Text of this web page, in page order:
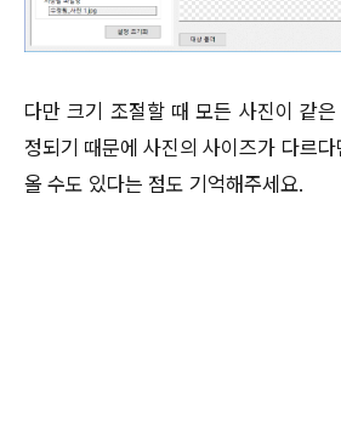
다만 크기 조절할 때 모든 사진이 같
정되기 때문에 사진의 사이즈가 다르
올 수도 있다는 점도 기억해주세요.